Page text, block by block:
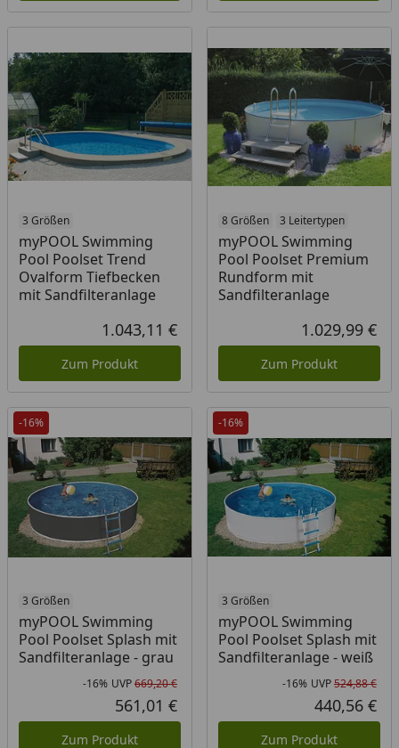
3 Größen
myPOOL Swimming
Pool Poolset Trend
Ovalform Tiefbecken
mit Sandfilteranlage
Aktueller Preis
1.043,11 €
Zum Produkt
8 Größen 3 Leitertypen
myPOOL Swimming
Pool Poolset Premium
Rundform mit
Sandfilteranlage
1.029,99 €
Zum Produkt
-16%
3 Größen
myPOOL Swimming
Pool Poolset Splash mit
Sandfilteranlage - grau
Rabatt in Prozent
-16%
Ursprünglicher Preis
UVP669,20 €
Aktueller Preis
561,01 €
Zum Produkt
-16%
3 Größen
myPOOL Swimming
Pool Poolset Splash mit
Sandfilteranlage - weiß
-16% UVP524,88 €
440,56 €
Zum Produkt